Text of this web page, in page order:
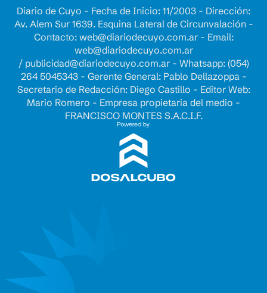
Diario de Cuyo - Fecha de Inicio: 11/2003 - Dirección:
Av. Alem Sur 1639. Esquina Lateral de Circunvalación -
Contacto: web@diariodecuyo.com.ar- Email:
web@diariodecuyo.com.ar
/ publicidad@diariodecuyo.com.ar- Whatsapp: (054)
264 5045343 - Gerente General: Pablo Dellazoppa -
Secretario de Redacción: Diego Castillo - Editor Web:
Mario Romero - Empresa propietaria del medio -
FRANCISCO MONTES S.A.C.I.F.